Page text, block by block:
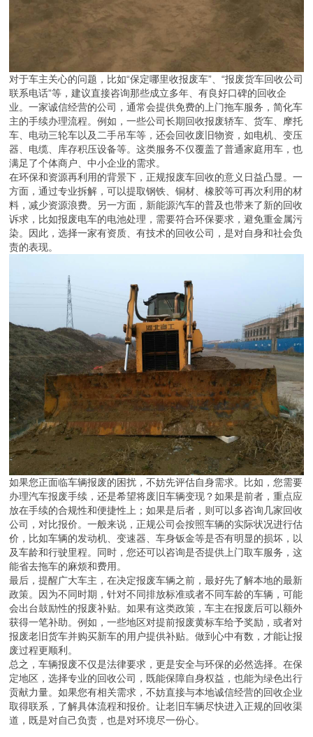
对于车主关心的问题，比如“保定哪里收报废车”、“报废货车回收公司
业。一家诚信经营的公司，通常会提供免费的上门拖车服务，简化车
主的手续办理流程。例如，一些公司长期回收报废轿车、货车、摩托
车、电动三轮车以及二手吊车等，还会回收废旧物资，如电机、变压
器、电缆、库存积压设备等。这类服务不仅覆盖了普通家庭用车，也
满足了个体商户、中小企业的需求。
在环保和资源再利用的背景下，正规报废车回收的意义日益凸显。一
方面，通过专业拆解，可以提取钢铁、铜材、橡胶等可再次利用的材
料，减少资源浪费。另一方面，新能源汽车的普及也带来了新的回收
诉求，比如报废电车的电池处理，需要符合环保要求，避免重金属污
染。因此，选择一家有资质、有技术的回收公司，是对自身和社会负
责的表现。
如果您正面临车辆报废的困扰，不妨先评估自身需求。比如，您需要
办理汽车报废手续，还是希望将废旧车辆变现？如果是前者，重点应
放在手续的合规性和便捷性上；如果是后者，则可以多咨询几家回收
公司，对比报价。一般来说，正规公司会按照车辆的实际状况进行估
价，比如车辆的发动机、变速器、车身钣金等是否有明显的损坏，以
及车龄和行驶里程。同时，您还可以咨询是否提供上门取车服务，这